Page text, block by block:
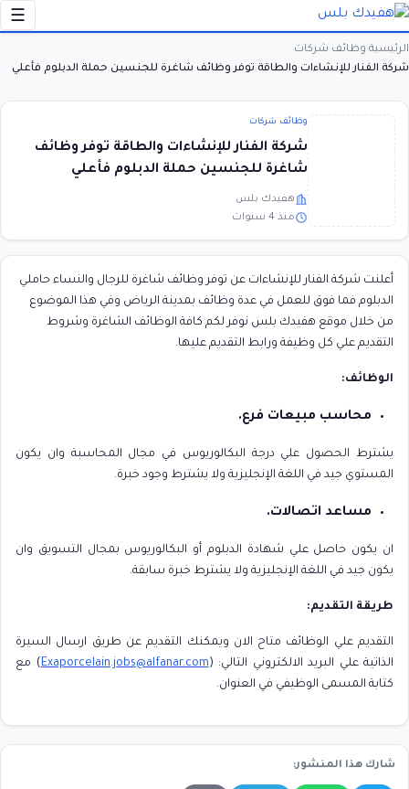
☰
الرئيسية وظائف شركات
شركة الفنار للإنشاءات والطاقة توفر وظائف شاغرة للجنسين حملة الدبلوم فأعلي
وظائف شركات
شركة الفنار للإنشاءات والطاقة توفر وظائف
شاغرة للجنسين حملة الدبلوم فأعلي
هفيدك بلس
منذ 4 سنوات
أعلنت شركة الفنار للإنشاءات عن توفر وظائف شاغرة للرجال والنساء حاملي
الدبلوم فما فوق للعمل في عدة وظائف بمدينة الرياض وفي هذا الموضوع
من خلال موقع هفيدك بلس نوفر لكم كافة الوظائف الشاغرة وشروط
التقديم علي كل وظيفة ورابط التقديم عليها.
الوظائف:
محاسب مبيعات فرع.
يشترط الحصول علي درجة البكالوريوس في مجال المحاسبة وان يكون
المستوي جيد في اللغة الإنجليزية ولا يشترط وجود خبرة.
مساعد اتصالات.
ان يكون حاصل علي شهادة الدبلوم أو البكالوريوس بمجال التسويق وان
يكون جيد في اللغة الإنجليزية ولا يشترط خبرة سابقة.
طريقة التقديم:
التقديم علي الوظائف متاح الان ويمكنك التقديم عن طريق ارسال السيرة
الذاتية علي البريد الالكتروني التالي: (Exaporcelain.jobs@alfanar.com) مع
كتابة المسمى الوظيفي في العنوان.
شارك هذا المنشور: